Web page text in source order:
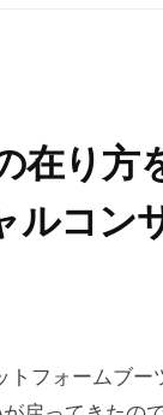
在り方
ルコン
フォームブ